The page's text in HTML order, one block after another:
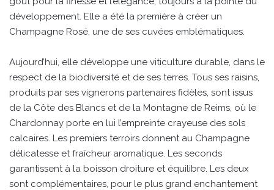
développement. Elle a été la première à créer un
Champagne Rosé, une de ses cuvées emblématiques.
Aujourd’hui, elle développe une viticulture durable, dans le
respect de la biodiversité et de ses terres. Tous ses raisins,
produits par ses vignerons partenaires fidèles, sont issus
de la Côte des Blancs et de la Montagne de Reims, où le
Chardonnay porte en lui l’empreinte crayeuse des sols
calcaires. Les premiers terroirs donnent au Champagne
délicatesse et fraîcheur aromatique. Les seconds
garantissent à la boisson droiture et équilibre. Les deux
sont complémentaires, pour le plus grand enchantement